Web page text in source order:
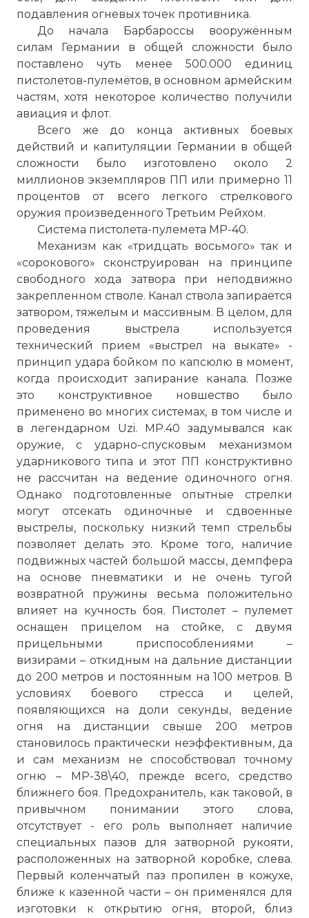
подавления огневых точек противника.
До начала Барбароссы вооружённым
силам Германии в общей сложности было
поставлено чуть менее 500.000 единиц
пистолетов-пулемётов, в основном армейским
частям, хотя некоторое количество получили
авиация и флот.
Всего же до конца активных боевых
действий и капитуляции Германии в общей
сложности было изготовлено около 2
миллионов экземпляров ПП или примерно 11
процентов от всего легкого стрелкового
оружия произведенного Третьим Рейхом.
Система пистолета-пулемета МР-40.
Механизм как «тридцать восьмого» так и
«сорокового» сконструирован на принципе
свободного хода затвора при неподвижно
закрепленном стволе. Канал ствола запирается
затвором, тяжелым и массивным. В целом, для
проведения выстрела используется
технический прием «выстрел на выкате» -
принцип удара бойком по капсюлю в момент,
когда происходит запирание канала. Позже
это конструктивное новшество было
применено во многих системах, в том числе и
в легендарном Uzi. МР.40 задумывался как
оружие, с ударно-спусковым механизмом
ударникового типа и этот ПП конструктивно
не рассчитан на ведение одиночного огня.
Однако подготовленные опытные стрелки
могут отсекать одиночные и сдвоенные
выстрелы, поскольку низкий темп стрельбы
позволяет делать это. Кроме того, наличие
подвижных частей большой массы, демпфера
на основе пневматики и не очень тугой
возвратной пружины весьма положительно
влияет на кучность боя. Пистолет – пулемет
оснащен прицелом на стойке, с двумя
прицельными приспособлениями –
визирами – откидным на дальние дистанции
до 200 метров и постоянным на 100 метров. В
условиях боевого стресса и целей,
появляющихся на доли секунды, ведение
огня на дистанции свыше 200 метров
становилось практически неэффективным, да
и сам механизм не способствовал точному
огню – МP-38\40, прежде всего, средство
ближнего боя. Предохранитель, как таковой, в
привычном понимании этого слова,
отсутствует - его роль выполняет наличие
специальных пазов для затворной рукояти,
расположенных на затворной коробке, слева.
Первый коленчатый паз пропилен в кожухе,
ближе к казенной части – он применялся для
изготовки к открытию огня, второй, близ